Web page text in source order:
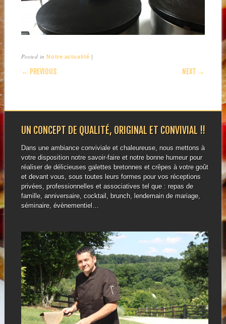
Posted inNotre actualité |
POST NAVIGATION
← PREVIOUS NEXT →
UN CONCEPT DE QUALITÉ, ORIGINAL ET CONVIVIAL !!
Dans une ambiance conviviale et chaleureuse, nous mettons à
votre disposition notre savoir-faire et notre bonne humeur pour
réaliser de délicieuses galettes bretonnes et crêpes à votre goût
et devant vous, sous toutes leurs formes pour vos réceptions
privées, professionnelles et associatives tel que : repas de
famille, anniversaire, cocktail, brunch, lendemain de mariage,
séminaire, évènementiel…